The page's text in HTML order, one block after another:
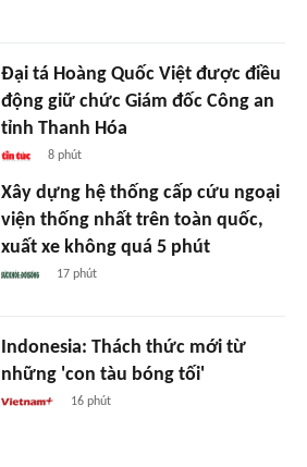
Đại tá Hoàng Quốc Việt được điều
động giữ chức Giám đốc Công an
tỉnh Thanh Hóa
8 phút
Xây dựng hệ thống cấp cứu ngoại
viện thống nhất trên toàn quốc,
xuất xe không quá 5 phút
17 phút
Indonesia: Thách thức mới từ
những 'con tàu bóng tối'
16 phút